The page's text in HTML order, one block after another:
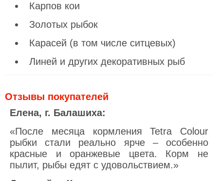
Карпов кои
Золотых рыбок
Карасей (в том числе ситцевых)
Линей и других декоративных рыб
Отзывы покупателей
Елена, г. Балашиха:
«После месяца кормления Tetra Colour
рыбки стали реально ярче – особенно
красные и оранжевые цвета. Корм не
пылит, рыбы едят с удовольствием.»